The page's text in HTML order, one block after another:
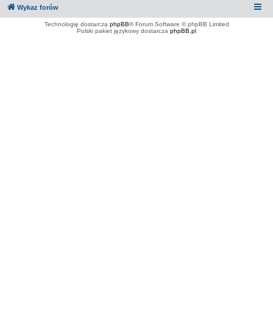
Wykaz forów
Technologię dostarcza phpBB® Forum Software © phpBB Limited
Polski pakiet językowy dostarcza phpBB.pl